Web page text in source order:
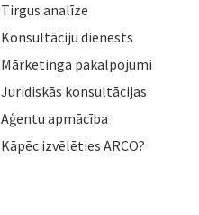
Tirgus analīze
Konsultāciju dienests
Mārketinga pakalpojumi
Juridiskās konsultācijas
Aģentu apmācība
Kāpēc izvēlēties ARCO?